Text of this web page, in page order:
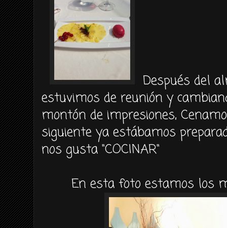
Después del
estuvimos de reunión y
montón de impresiones,
siguiente ya estábamos
nos gusta "COCINAR"
En esta foto estamos los